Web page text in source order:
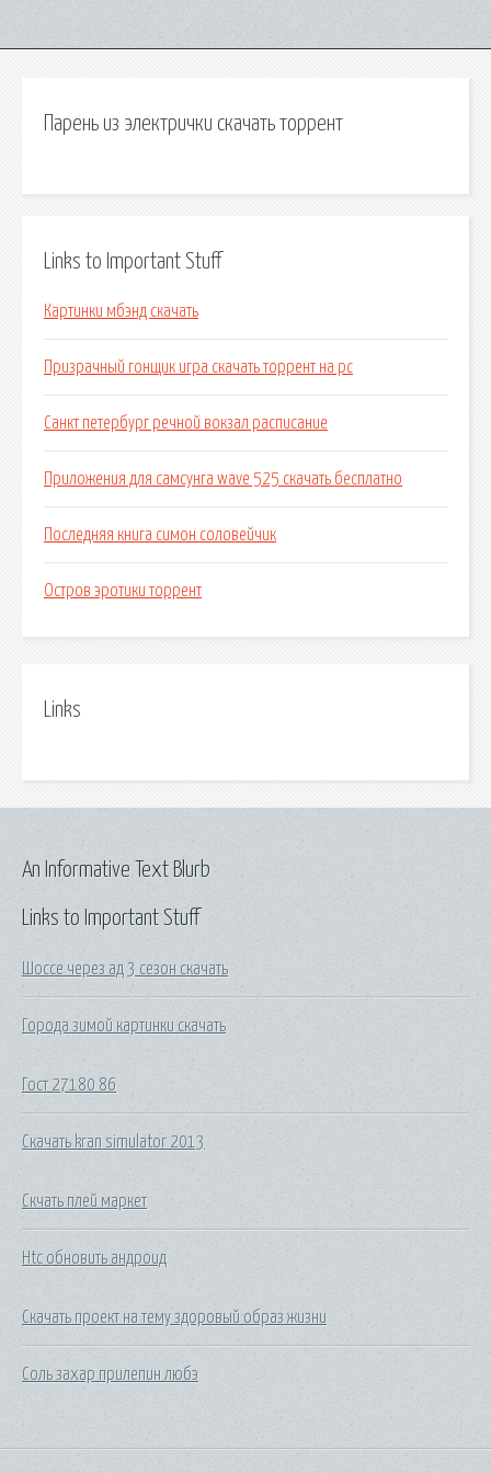
Парень из электрички скачать торрент
Links to Important Stuff
Картинки мбэнд скачать
Призрачный гонщик игра скачать торрент на pc
Санкт петербург речной вокзал расписание
Приложения для самсунга wave 525 скачать бесплатно
Последняя книга симон соловейчик
Остров эротики торрент
Links
Links to Important Stuff
Шоссе через ад 3 сезон скачать
Города зимой картинки скачать
Гост 27180 86
Скачать kran simulator 2013
Скчать плей маркет
Htc обновить андроид
Скачать проект на тему здоровый образ жизни
Соль захар прилепин любэ
An Informative Text Blurb